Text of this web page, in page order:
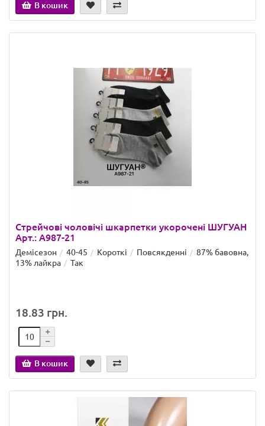
В кошик
Стрейчові чоловічі шкарпетки укорочені ШУГУАН
Арт.: A987-21
Демісезон 40-45 Короткі Повсякденні
87% бавовна,
13% лайкра
Так
18.83 грн.
В кошик